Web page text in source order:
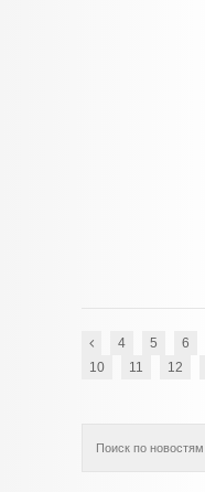
4 5 6
10
11 12